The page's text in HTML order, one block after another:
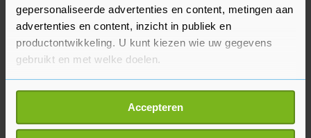
gepersonaliseerde advertenties en content, metingen aan
advertenties en content, inzicht in publiek en
productontwikkeling. U kunt kiezen wie uw gegevens
gebruikt en met welke doelen.
Als u het toestaat, willen we ook graag:
Informatie verzamelen over uw geografische
locatie, die tot een paar meter nauwkeurig kan zijn
Accepteren
"De omzetgroei van Temu is altijd gekoppeld
geweest aan hun agressieve advertenties en de
abrupte afname van de reclame-uitgaven zet de
groeimotor in de VS waarschijnlijk stil", zei Wu
Yanwei, contentmanager van AppGrowings
moederbedrijf YouCloud. Hij merkte op dat Temu
de advertentie-uitgaven naar andere markten,